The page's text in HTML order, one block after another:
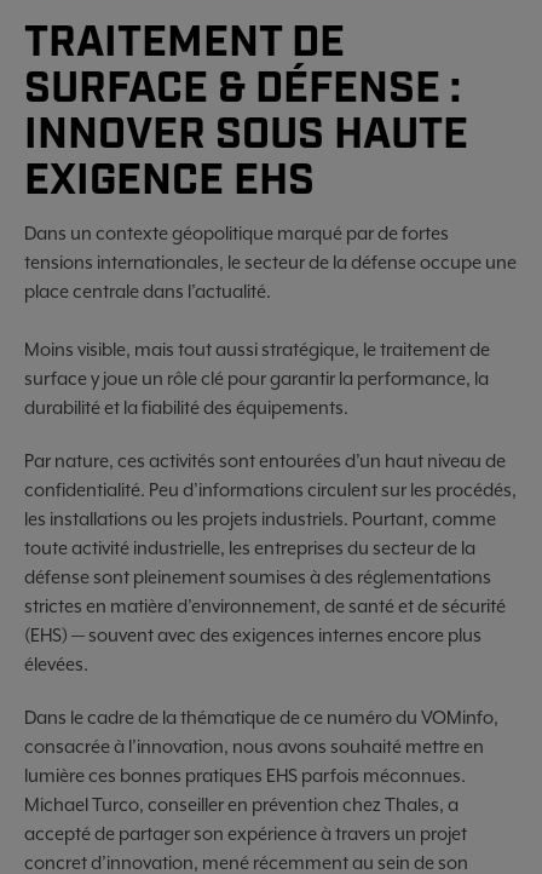
TRAITEMENT DE
SURFACE & DÉFENSE :
INNOVER SOUS HAUTE
EXIGENCE EHS
Dans un contexte géopolitique marqué par de fortes
tensions internationales, le secteur de la défense occupe une
place centrale dans l’actualité.
Moins visible, mais tout aussi stratégique, le traitement de
surface y joue un rôle clé pour garantir la performance, la
durabilité et la fiabilité des équipements.
Par nature, ces activités sont entourées d’un haut niveau de
confidentialité. Peu d’informations circulent sur les procédés,
les installations ou les projets industriels. Pourtant, comme
toute activité industrielle, les entreprises du secteur de la
défense sont pleinement soumises à des réglementations
strictes en matière d’environnement, de santé et de sécurité
(EHS) — souvent avec des exigences internes encore plus
élevées.
Dans le cadre de la thématique de ce numéro du VOMinfo,
consacrée à l’innovation, nous avons souhaité mettre en
lumière ces bonnes pratiques EHS parfois méconnues.
Michael Turco, conseiller en prévention chez Thales, a
accepté de partager son expérience à travers un projet
concret d’innovation, mené récemment au sein de son